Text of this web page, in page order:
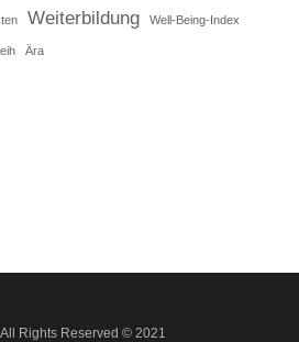
Weiterbildung Well-Being-Index
Ära
Rights Reserved © 2021